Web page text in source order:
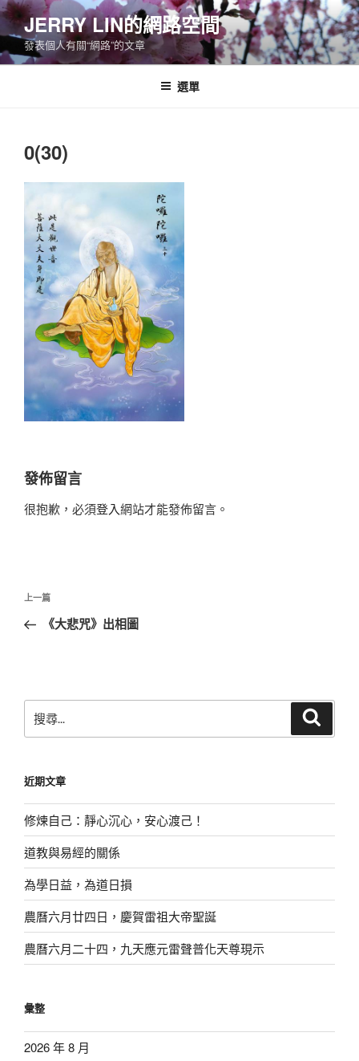
跳
至
主
要
JERRY LIN的網路空間
發表個人有關“網路”的文章
選單
0(30)
發佈留言
很抱歉，必須登入網站才能發佈留言。
文
導
上
一
上一篇
《大悲咒》出相圖
尋
字:
近期文章
修煉自己：靜心沉心，安心渡己！
道教與易經的關係
為學日益，為道日損
農曆六月廿四日，慶賀雷祖大帝聖誕
農曆六月二十四，九天應元雷聲普化天尊現示
彙整
2026 年 8 月